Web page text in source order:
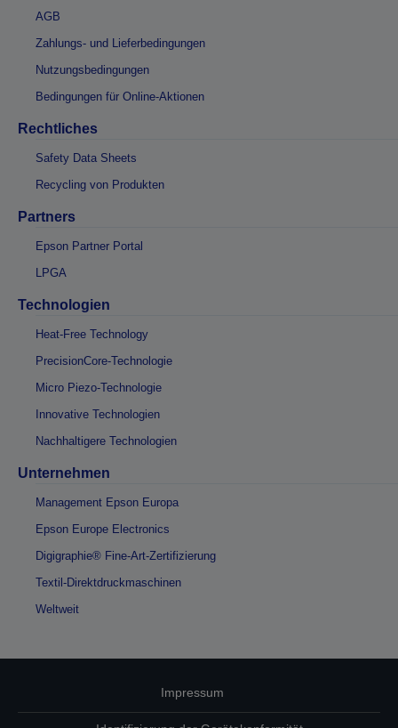
AGB
Zahlungs- und Lieferbedingungen
Nutzungsbedingungen
Bedingungen für Online-Aktionen
Rechtliches
Safety Data Sheets
Recycling von Produkten
Partners
Epson Partner Portal
LPGA
Technologien
Heat-Free Technology
PrecisionCore-Technologie
Micro Piezo-Technologie
Innovative Technologien
Nachhaltigere Technologien
Unternehmen
Management Epson Europa
Epson Europe Electronics
Digigraphie® Fine-Art-Zertifizierung
Textil-Direktdruckmaschinen
Weltweit
Impressum